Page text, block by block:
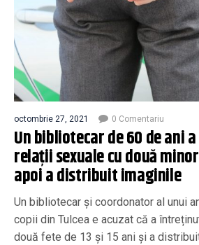
octombrie 27, 2021 0 Comentariu
Un bibliotecar de 60 de ani
relații sexuale cu două
apoi a distribuit imaginile
Un bibliotecar și coordonator al unui
copii din Tulcea e acuzat că a
două fete de 13 și 15 ani și a